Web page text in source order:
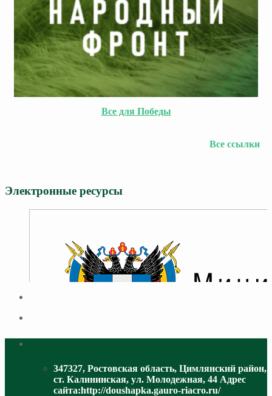
Все для Победы
Все ссылки
Электронные ресурсы
347327, Ростовская область, Цимлянский район,
ст. Калининская, ул. Молодежная, 44 Адрес
сайта:http://doushapka.gauro-riacro.ru/